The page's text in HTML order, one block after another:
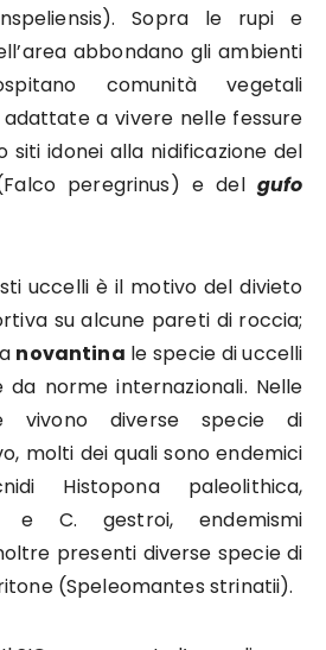
Sopra le rupi e
abbondano gli ambienti
comunità vegetali
a vivere nelle fessure
siti idonei alla nidificazione del
peregrinus) e del gufo
uccelli è il motivo del divieto
su alcune pareti di roccia;
novantina le specie di uccelli
norme internazionali. Nelle
vivono diverse specie di
molti dei quali sono endemici
Histopona paleolithica,
e C. gestroi, endemismi
presenti diverse specie di
(Speleomantes strinatii).